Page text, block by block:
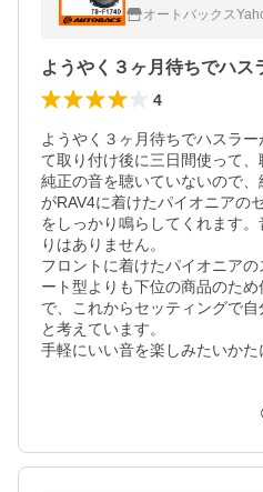
オートバックス
4
ようやく３ヶ月待ちでハスラ
て取り付け後に三日間使って、
純正の音を聴いていないので
がRAV4に着けたパイオニアの
をしっかり鳴らしてくれます
りはありません。
フロントに着けたパイオニア
ート型よりも下位の商品のた
で、これからセッティングで
と考えています。
手軽にいい音を楽しみたいかた